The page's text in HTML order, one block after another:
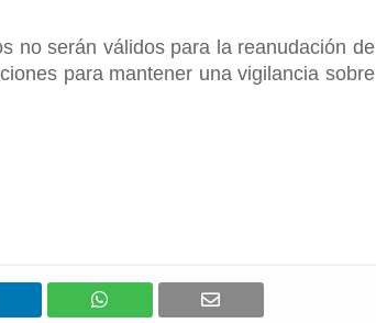
no serán válidos para la reanudación de
para mantener una vigilancia sobre